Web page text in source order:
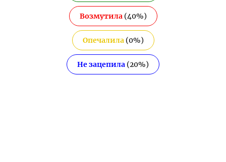
Возмутила(40%)
Опечалила(0%)
Не зацепила (20%)